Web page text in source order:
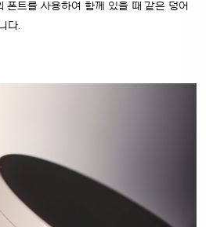
폰트를 사용하여 함께 있을 때 같은 덩어
다.